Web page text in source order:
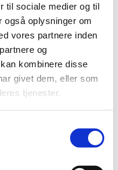
til sociale medier og til
også oplysninger om
vores partnere inden
og
kombinere disse
givet dem, eller som
tjenester.